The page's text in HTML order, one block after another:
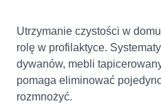
Utrzymanie czystości w
rolę w profilaktyce.
dywanów, mebli
pomaga eliminować
rozmnożyć.